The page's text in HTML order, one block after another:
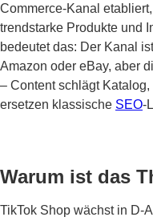
Commerce-Kanal
trendstarke Produkte und
bedeutet das: Der Kanal
Amazon oder eBay, aber
– Content schlägt
ersetzen klassische SEO-
Warum ist das
TikTok Shop wächst in D-